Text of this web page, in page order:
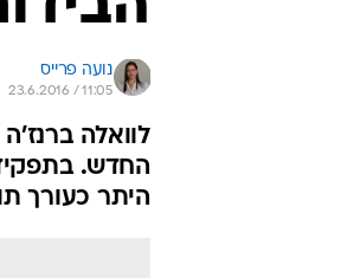
נועה פרייס
23.6.2016 / 11:05
לוואלה
היתר כעורך